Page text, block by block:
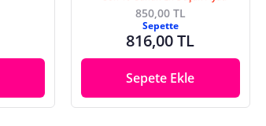
850,00 TL
Sepette
816,00 TL
Sepete Ekle